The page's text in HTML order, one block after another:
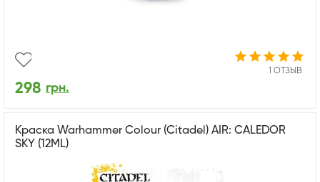
1 ОТЗЫВ
298 грн.
Краска Warhammer Colour (Citadel) AIR: CALEDOR
SKY (12ML)